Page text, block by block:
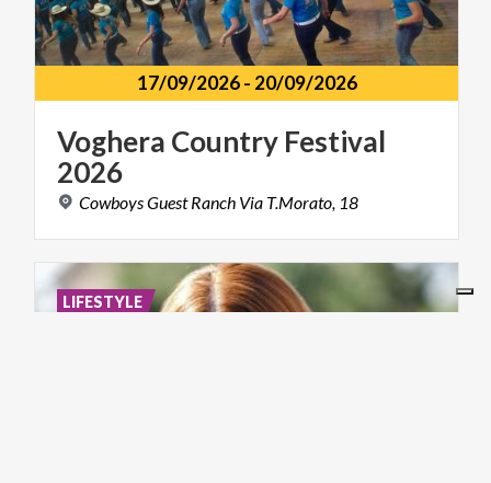
17/09/2026- 20/09/2026
Voghera Country Festival
2026
CowboysGuest Ranch Via T.Morato, 18
LIFESTYLE